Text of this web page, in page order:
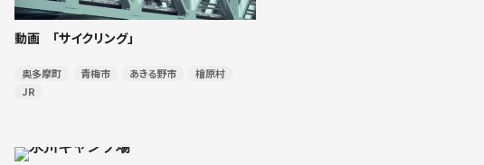
動画 「サイクリング」
奥多摩町 青梅市 あきる野市
檜原村
JR